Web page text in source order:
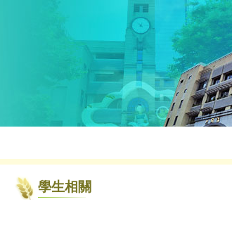
學生相關